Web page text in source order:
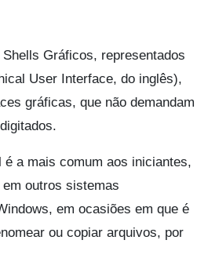
Gráficos, representados
User Interface, do inglês),
gráficas, que não demandam
é a mais comum aos iniciantes,
outros sistemas
em ocasiões em que é
ou copiar arquivos, por